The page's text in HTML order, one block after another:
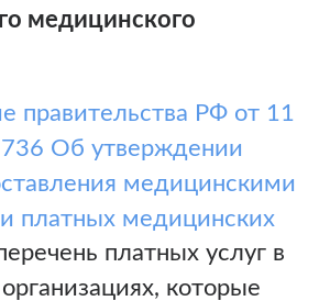
медицинского
правительства РФ от 11
Об утверждении
медицинскими
платных медицинских
платных услуг в
которые